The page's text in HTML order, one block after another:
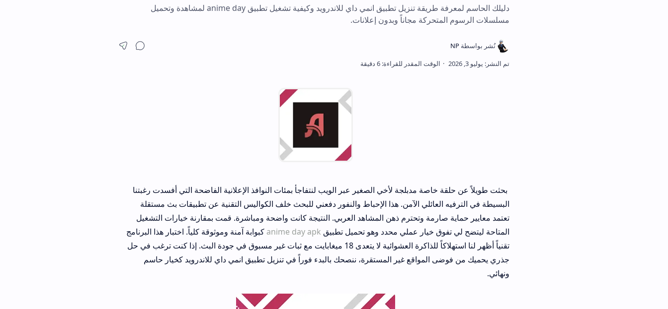
دليلك الحاسم لمعرفة طريقة تنزيل تطبيق انمي داي للاندرويد وكيفية تشغيل تطبيق anime day لمشاهدة وتحميل
مسلسلات الرسوم المتحركة مجاناً وبدون إعلانات.
بحثت طويلاً عن حلقة خاصة مدبلجة لأخي الصغير عبر الويب لنتفاجأ بمئات النوافذ الإعلانية الفاضحة التي أفسدت رغبتنا
البسيطة في الترفيه العائلي الآمن. هذا الإحباط والنفور دفعني للبحث خلف الكواليس التقنية عن تطبيقات بث مستقلة
تعتمد معايير حماية صارمة وتحترم ذهن المشاهد العربي. النتيجة كانت واضحة ومباشرة. قمت بمقارنة خيارات التشغيل
المتاحة ليتضح لي تفوق خيار عملي محدد وهو تحميل تطبيق anime day apkكبوابة آمنة وموثوقة كلياً. اختبار هذا البرنامج
تقنياً أظهر لنا استهلاكاً للذاكرة العشوائية لا يتعدى 18 ميغابايت مع ثبات غير مسبوق في جودة البث. إذا كنت ترغب في حل
جذري يحميك من فوضى المواقع غير المستقرة، ننصحك بالبدء فوراً في تنزيل تطبيق انمي داي للاندرويد كخيار حاسم